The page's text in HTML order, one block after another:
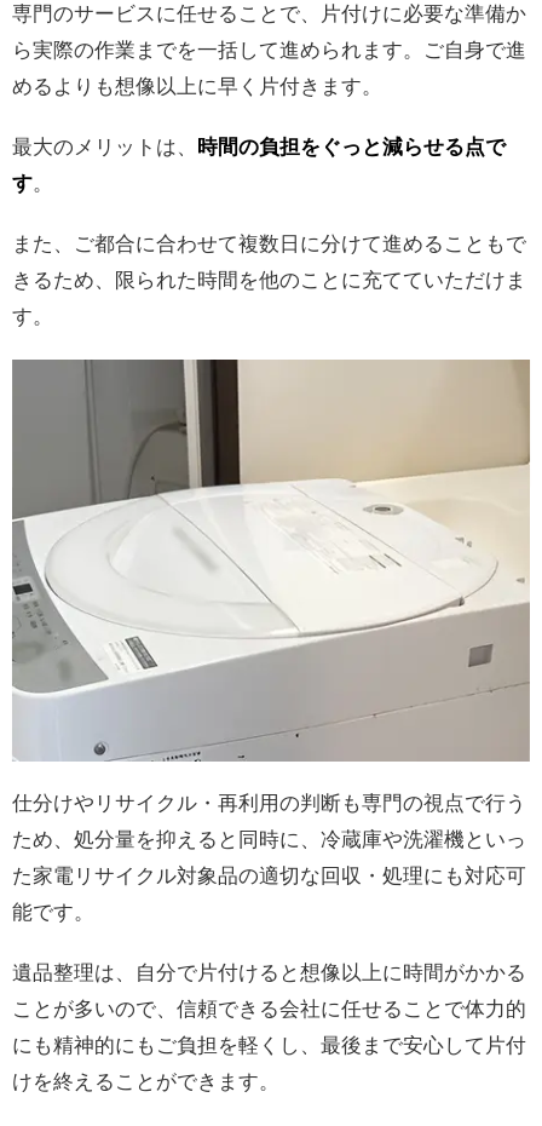
専門のサービスに任せることで、片付けに必要な準備か
ら実際の作業までを一括して進められます。ご自身で進
めるよりも想像以上に早く片付きます。
最大のメリットは、 時間の負担をぐっと減らせる点で
す。
また、ご都合に合わせて複数日に分けて進めることもで
きるため、限られた時間を他のことに充てていただけま
す。
仕分けやリサイクル・再利用の判断も専門の視点で行う
ため、処分量を抑えると同時に、冷蔵庫や洗濯機といっ
た家電リサイクル対象品の適切な回収・処理にも対応可
能です。
遺品整理は、自分で片付けると想像以上に時間がかかる
ことが多いので、信頼できる会社に任せることで体力的
にも精神的にもご負担を軽くし、最後まで安心して片付
けを終えることができます。